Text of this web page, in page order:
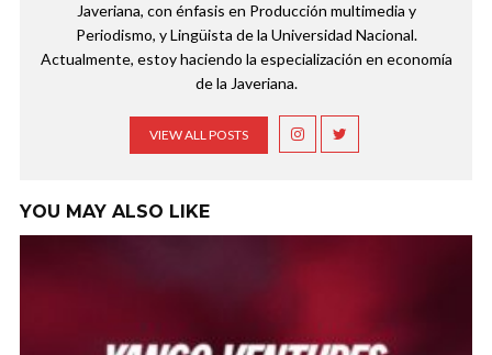
Javeriana, con énfasis en Producción multimedia y
Periodismo, y Lingüista de la Universidad Nacional.
Actualmente, estoy haciendo la especialización en economía
de la Javeriana.
VIEW ALL POSTS
YOU MAY ALSO LIKE